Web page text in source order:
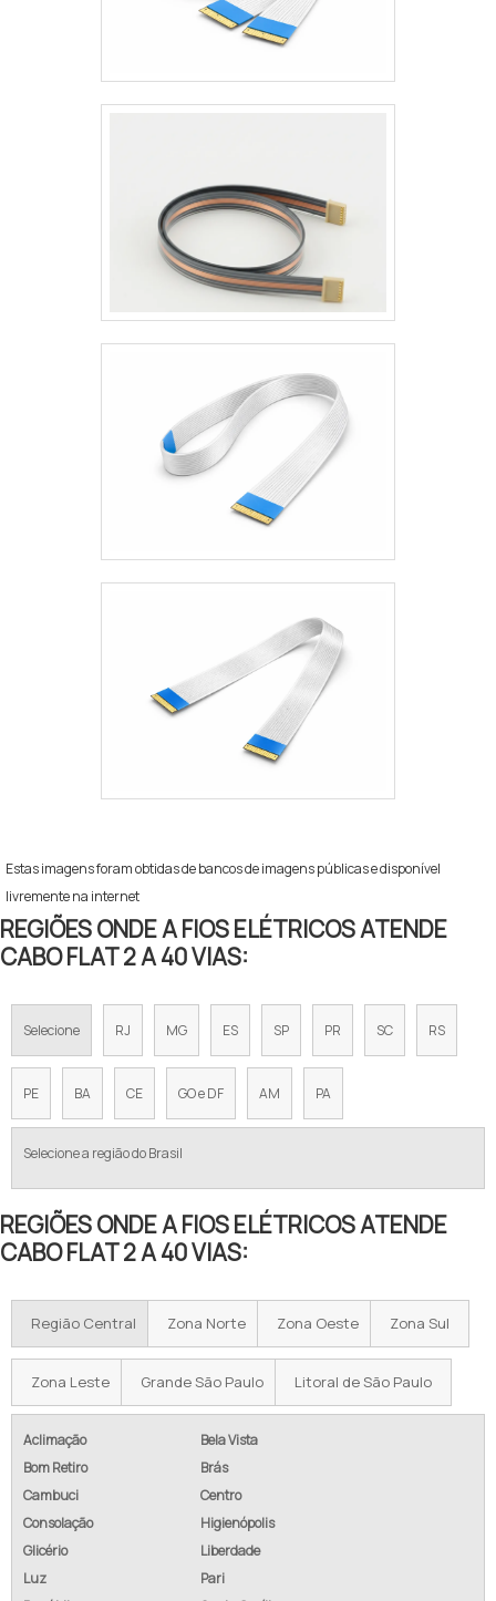
Estas imagens foram obtidas de bancos de imagens públicas e disponível
livremente na internet
REGIÕES ONDE A FIOS ELÉTRICOS ATENDE
CABO FLAT 2 A 40 VIAS:
Selecione RJ MG ES SP PR SC RS
PE BA CE GO e DF AM PA
Selecione a região do Brasil
REGIÕES ONDE A FIOS ELÉTRICOS ATENDE
CABO FLAT 2 A 40 VIAS:
Região Central Zona Norte Zona Oeste Zona Sul
Zona Leste Grande São Paulo Litoral de São Paulo
Aclimação
Bela Vista
Bom Retiro
Brás
Cambuci
Centro
Consolação
Higienópolis
Glicério
Liberdade
Luz
Pari